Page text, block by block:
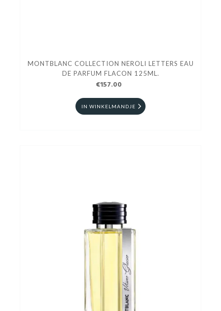
MONTBLANC COLLECTION NEROLI LETTERS EAU
DE PARFUM FLACON 125ML.
€157.00
IN WINKELMANDJE